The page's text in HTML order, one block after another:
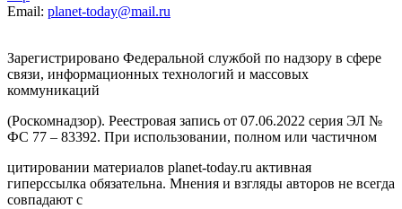
Email: planet-today@mail.ru
Зарегистрировано Федеральной службой по надзору в сфере
связи, информационных технологий и массовых
коммуникаций
(Роскомнадзор). Реестровая запись от 07.06.2022 серия ЭЛ №
ФС 77 – 83392. При использовании, полном или частичном
цитировании материалов planet-today.ru активная
гиперссылка обязательна. Мнения и взгляды авторов не всегда
совпадают с